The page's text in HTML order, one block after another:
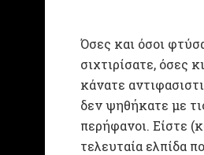
Όσες και όσοι
σιχτιρίσατε, όσες
κάνατε
δεν ψηθήκατε με
περήφανοι. Είστε
τελευταία ελπίδα